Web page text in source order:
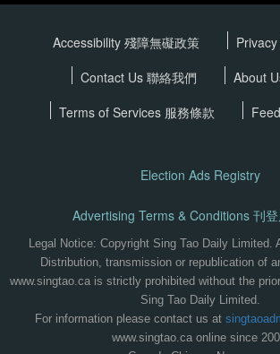
Accessibility 殘障無礙政策
Contact Us 聯絡我們
About
Terms of Services 服務條款
Election Ads Registry
Advertising Terms & Conditions 刊
Legal Notice: Copyright Sing Tao Daily Limited.
Distribution, transmission or republication of
www.singtao.ca is strictly prohibited without the
Sing Tao Daily Limited.
For information please contact us at
www.singtao.ca online since